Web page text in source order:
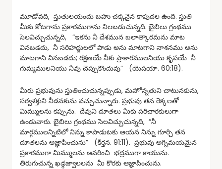
మూడోవది, స్తుతులయందు బహు చక్కనైన కాపుదల ఉంది. స్తుతి
మీకు కోటగాను ప్రకారముగాను నిలబడుచున్నది. బైబిలు గ్రంథము
సెలవిచ్చుచున్నది, “ఇకను నీ దేశమున బలాత్కారమను మాట
వినబడదు, నీ సరిహద్దులలో పాడు అను మాటగాని నాశనము అను
మాటగాని వినబడదు; రక్షణయే నీకు ప్రాకారములనియు కృపయే నీ
గుమ్మములనియు నీవు చెప్పుకొందువు” (యెషయా. 60:18).
మీరు ప్రభువును స్తుతించుచున్నప్పుడు, మహోన్నతుని చాటునకును,
సర్వశక్తుని నీడనకును వచ్చుచున్నారు. ప్రభువు తన రెక్కలతో
మిమ్ములను కప్పును. దేవుని దూతలు మీకు పరిచారకులుగా
ఉండువారు. బైబిలు గ్రంథము సెలవిచ్చుచున్నది, “నీ
మార్గములన్నిటిలో నిన్ను కాపాడుటకు ఆయన నిన్ను గూర్చి తన
దూతలను ఆజ్ఞాపించును” (కీర్తన. 91:11). ప్రభువు అగ్నిమయమైన
ప్రకారముగా మిమ్ములను ఆవరించి భద్రముగా కాయును.
తిరుగుచున్న ఖడ్గజ్వాలలను మీ కొరకు ఆజ్ఞాపించును.